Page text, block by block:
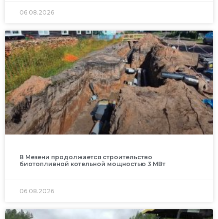
06.08.2026
В Мезени продолжается строительство
биотопливной котельной мощностью 3 МВт
06.08.2026